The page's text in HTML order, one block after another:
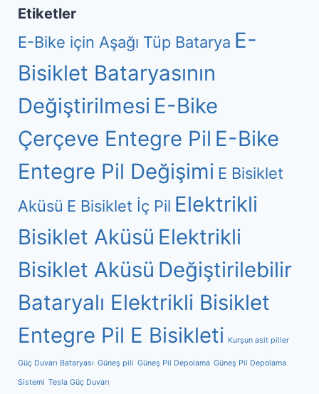
Etiketler
E-Bike için Aşağı Tüp Batarya E-
Bisiklet Bataryasının
Değiştirilmesi E-Bike
Çerçeve Entegre Pil E-Bike
Entegre Pil Değişimi E Bisiklet
Aküsü E Bisiklet İç Pil Elektrikli
Bisiklet Aküsü Elektrikli
Bisiklet Aküsü Değiştirilebilir
Bataryalı Elektrikli Bisiklet
Entegre Pil E Bisikleti Kurşun asit piller
Güç Duvarı Bataryası Güneş pili Güneş Pil Depolama Güneş Pil Depolama
Sistemi Tesla Güç Duvarı